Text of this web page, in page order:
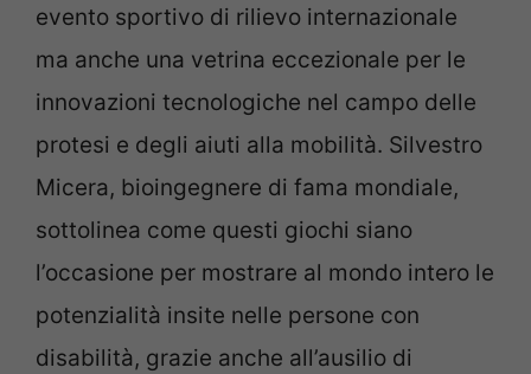
evento sportivo di rilievo internazionale
ma anche una vetrina eccezionale per le
innovazioni tecnologiche nel campo delle
protesi e degli aiuti alla mobilità. Silvestro
Micera, bioingegnere di fama mondiale,
sottolinea come questi giochi siano
l’occasione per mostrare al mondo intero le
potenzialità insite nelle persone con
disabilità, grazie anche all’ausilio di